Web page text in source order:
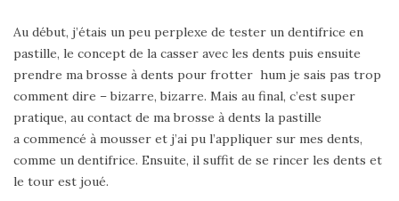
Au début, j’étais un peu perplexe de tester un dentifrice en
pastille, le concept de la casser avec les dents puis ensuite
prendre ma brosse à dents pour frotter hum je sais pas trop
comment dire – bizarre, bizarre. Mais au final, c’est super
pratique, au contact de ma brosse à dents la pastille
a commencé à mousser et j’ai pu l’appliquer sur mes dents,
comme un dentifrice. Ensuite, il suffit de se rincer les dents et
le tour est joué.